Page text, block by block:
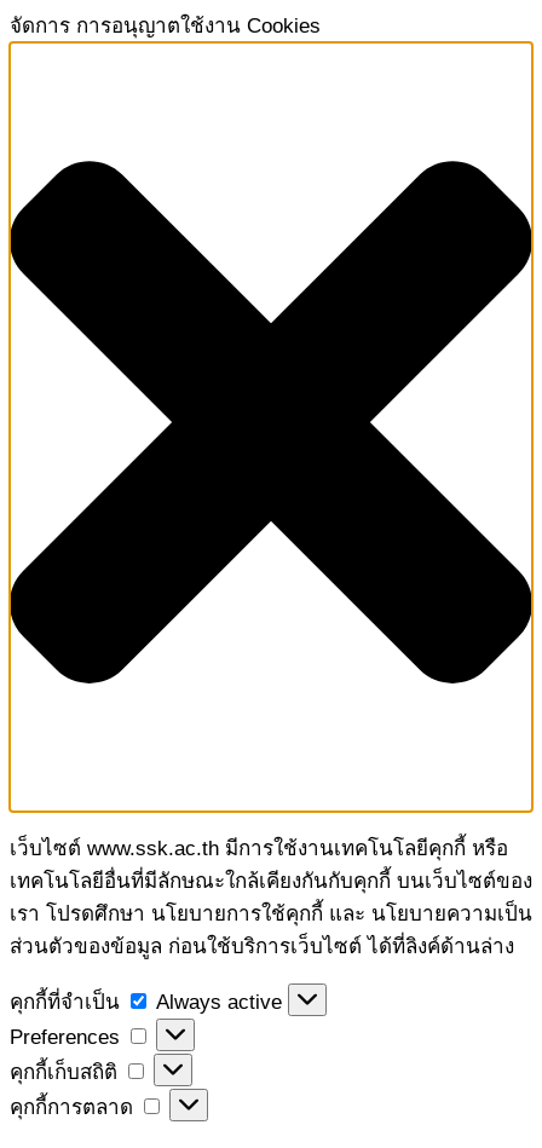
จัดการ การอนุญาตใช้งาน Cookies
เว็บไซต์ www.ssk.ac.th มีการใช้งานเทคโนโลยีคุกกี้ หรือ
เทคโนโลยีอื่นที่มีลักษณะใกล้เคียงกันกับคุกกี้ บนเว็บไซต์ของ
เรา โปรดศึกษา นโยบายการใช้คุกกี้ และ นโยบายความเป็น
ส่วนตัวของข้อมูล ก่อนใช้บริการเว็บไซต์ ได้ที่ลิงค์ด้านล่าง
คุกกี้ที่จำเป็น
คุกกี้
ที่
จำเป็น
Always active
Preferences
Preferences
คุกกี้เก็บสถิติ
คุกกี้
เก็บ
คุกกี้การตลาด
คุกกี้